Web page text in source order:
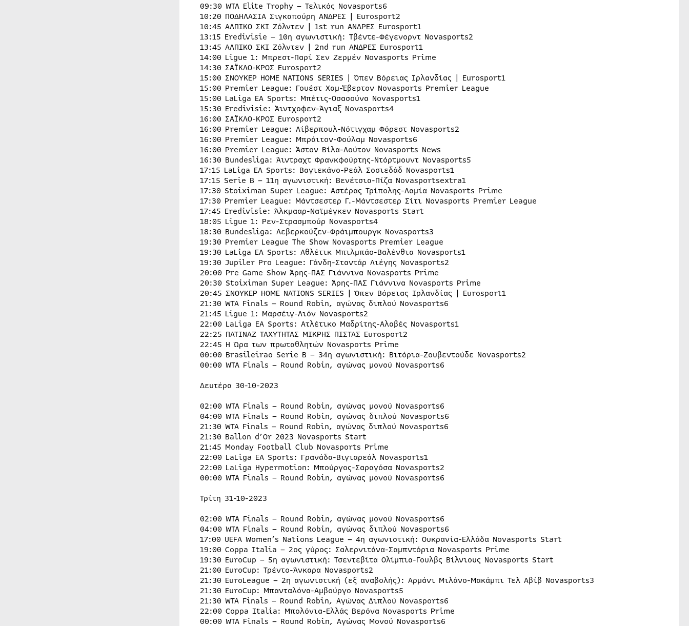
09:30 WTA Elite Trophy – Τελικός Novasports6
10:20 ΠΟΔΗΛΑΣΙΑ Σιγκαπούρη ΑΝΔΡΕΣ | Eurosport2
10:45 ΑΛΠΙΚΟ ΣΚΙ Ζόλντεν | 1st run ΑΝΔΡΕΣ Eurosport1
13:15 Eredivisie – 10η αγωνιστική: Τβέντε-Φέγενορντ Novasports2
13:45 ΑΛΠΙΚΟ ΣΚΙ Ζόλντεν | 2nd run ΑΝΔΡΕΣ Eurosport1
14:00 Ligue 1: Μπρεστ-Παρί Σεν Ζερμέν Novasports Prime
14:30 ΣΑΪΚΛΟ-ΚΡΟΣ Eurosport2
15:00 ΣΝΟΥΚΕΡ HOME NATIONS SERIES | Όπεν Βόρειας Ιρλανδίας | Eurosport1
15:00 Premier League: Γουέστ Χαμ-Έβερτον Novasports Premier League
15:00 LaLiga EA Sports: Μπέτις-Οσασούνα Novasports1
15:30 Eredivisie: Άιντχοφεν-Άγιαξ Novasports4
16:00 ΣΑΪΚΛΟ-ΚΡΟΣ Eurosport2
16:00 Premier League: Λίβερπουλ-Νότιγχαμ Φόρεστ Novasports2
16:00 Premier League: Μπράιτον-Φούλαμ Novasports6
16:00 Premier League: Άστον Βίλα-Λούτον Novasports News
16:30 Bundesliga: Άιντραχτ Φρανκφούρτης-Ντόρτμουντ Novasports5
17:15 LaLiga EA Sports: Βαγιεκάνο-Ρεάλ Σοσιεδάδ Novasports1
17:15 Serie B – 11η αγωνιστική: Βενέτσια-Πίζα Novasportsextra1
17:30 Stoiximan Super League: Αστέρας Τρίπολης-Λαμία Novasports Prime
17:30 Premier League: Μάντσεστερ Γ.-Μάντσεστερ Σίτι Novasports Premier League
17:45 Eredivisie: Άλκμααρ-Ναϊμέγκεν Novasports Start
18:05 Ligue 1: Ρεν-Στρασμπούρ Novasports4
18:30 Bundesliga: Λεβερκούζεν-Φράιμπουργκ Novasports3
19:30 Premier League The Show Novasports Premier League
19:30 LaLiga EA Sports: Αθλέτικ Μπιλμπάο-Βαλένθια Novasports1
19:30 Jupiler Pro League: Γάνδη-Σταντάρ Λιέγης Novasports2
20:00 Pre Game Show Άρης-ΠΑΣ Γιάννινα Novasports Prime
20:30 Stoiximan Super League: Άρης-ΠΑΣ Γιάννινα Novasports Prime
20:45 ΣΝΟΥΚΕΡ HOME NATIONS SERIES | Όπεν Βόρειας Ιρλανδίας | Eurosport1
21:30 WTA Finals – Round Robin, αγώνας διπλού Novasports6
21:45 Ligue 1: Μαρσέιγ-Λιόν Novasports2
22:00 LaLiga EA Sports: Ατλέτικο Μαδρίτης-Αλαβές Novasports1
22:25 ΠΑΤΙΝΑΖ ΤΑΧΥΤΗΤΑΣ ΜΙΚΡΗΣ ΠΙΣΤΑΣ Eurosport2
22:45 Η Ώρα των πρωταθλητών Novasports Prime
00:00 Brasileirao Serie B – 34η αγωνιστική: Βιτόρια-Ζουβεντούδε Novasports2
00:00 WTA Finals – Round Robin, αγώνας μονού Novasports6
Δευτέρα 30-10-2023
02:00 WTA Finals – Round Robin, αγώνας μονού Novasports6
04:00 WTA Finals – Round Robin, αγώνας διπλού Novasports6
21:30 WTA Finals – Round Robin, αγώνας διπλού Novasports6
21:30 Ballon d’Or 2023 Novasports Start
21:45 Monday Football Club Novasports Prime
22:00 LaLiga EA Sports: Γρανάδα-Βιγιαρεάλ Novasports1
22:00 LaLiga Hypermotion: Μπούργος-Σαραγόσα Novasports2
00:00 WTA Finals – Round Robin, αγώνας μονού Novasports6
Τρίτη 31-10-2023
02:00 WTA Finals – Round Robin, αγώνας μονού Novasports6
04:00 WTA Finals – Round Robin, αγώνας διπλού Novasports6
17:00 UEFA Women’s Nations League – 4η αγωνιστική: Ουκρανία-Ελλάδα Novasports Start
19:00 Coppa Italia – 2ος γύρος: Σαλερνιτάνα-Σαμπντόρια Novasports Prime
19:30 EuroCup – 5η αγωνιστική: Τσεντεβίτα Ολίμπια-Γουλβς Βίλνιους Novasports Start
21:00 EuroCup: Τρέντο-Άνκαρα Novasports2
21:30 EuroLeague – 2η αγωνιστική (εξ αναβολής): Αρμάνι Μιλάνο-Μακάμπι Τελ Αβίβ Novasports3
21:30 EuroCup: Μπανταλόνα-Αμβούργο Novasports5
21:30 WTA Finals – Round Robin, Αγώνας Διπλού Novasports6
22:00 Coppa Italia: Μπολόνια-Ελλάς Βερόνα Novasports Prime
00:00 WTA Finals – Round Robin, Αγώνας Μονού Novasports6